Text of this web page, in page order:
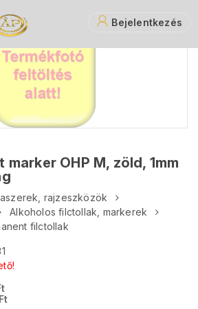
Bejelentkezés
marker OHP M, zöld, 1mm
rajzeszközök
Alkoholos filctollak, markerek
filctollak
Ft